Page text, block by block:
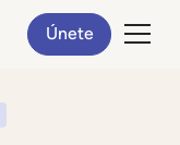
Únete